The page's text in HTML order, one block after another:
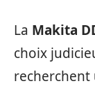
La Makita
choix
recherchent